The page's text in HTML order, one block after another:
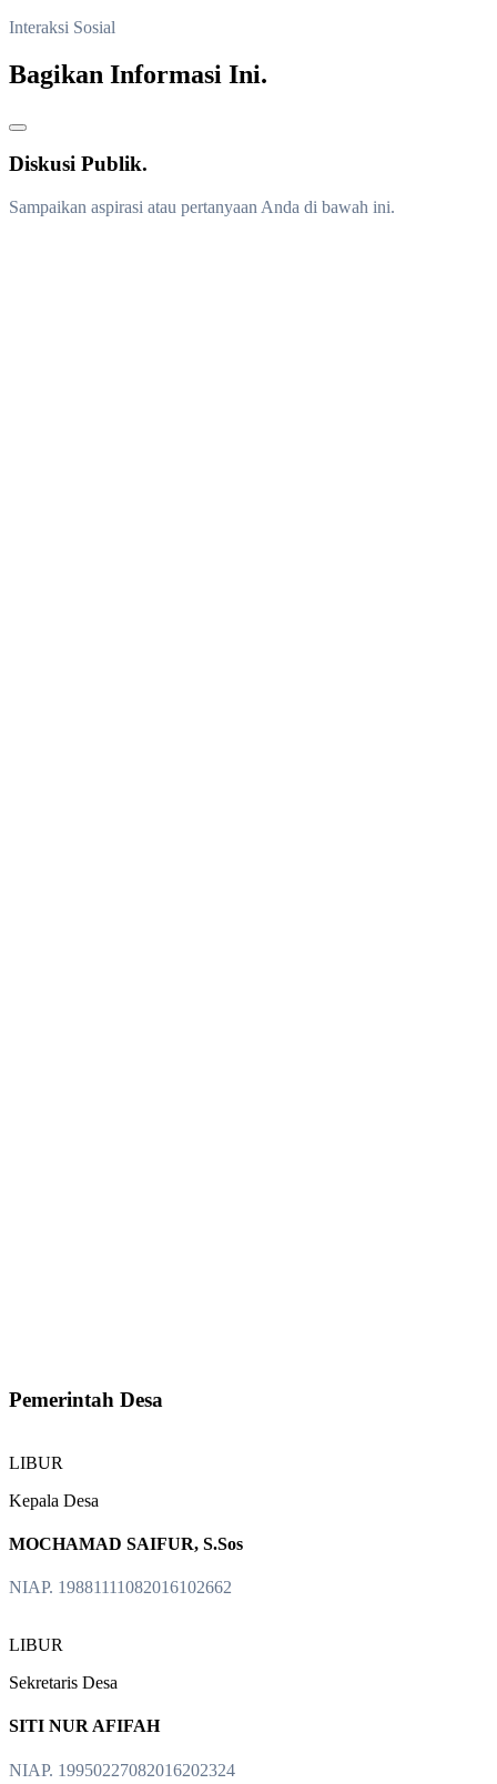
Interaksi Sosial
Bagikan Informasi Ini.
Diskusi Publik.
Sampaikan aspirasi atau pertanyaan Anda di bawah ini.
Pemerintah Desa
LIBUR
Kepala Desa
MOCHAMAD SAIFUR, S.Sos
NIAP. 19881111082016102662
LIBUR
Sekretaris Desa
SITI NUR AFIFAH
NIAP. 19950227082016202324